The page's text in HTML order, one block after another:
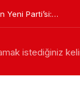
Yeni Parti’si:
dağılım sil
istediğiniz